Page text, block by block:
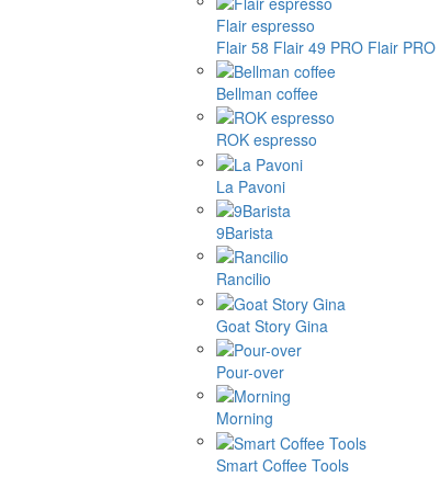
Flair espresso
Flair 58 Flair 49 PRO Flair PRO
Bellman coffee
ROK espresso
La Pavoni
9Barista
Rancilio
Goat Story Gina
Pour-over
Morning
Smart Coffee Tools